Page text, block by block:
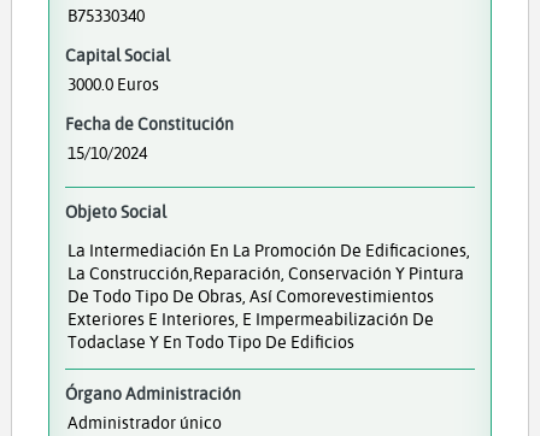
B75330340
Capital Social
3000.0 Euros
Fecha de Constitución
15/10/2024
Objeto Social
La Intermediación En La Promoción De Edificaciones,
La Construcción,reparación, Conservación Y Pintura
De Todo Tipo De Obras, Así Comorevestimientos
Exteriores E Interiores, E Impermeabilización De
Todaclase Y En Todo Tipo De Edificios
Órgano Administración
Administrador único